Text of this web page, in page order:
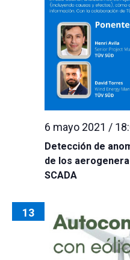
Detección de
de los
SCADA
6 mayo 2021 /
13